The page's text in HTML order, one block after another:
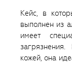
Кейс, в
выполнен из
имеет
кожей, она